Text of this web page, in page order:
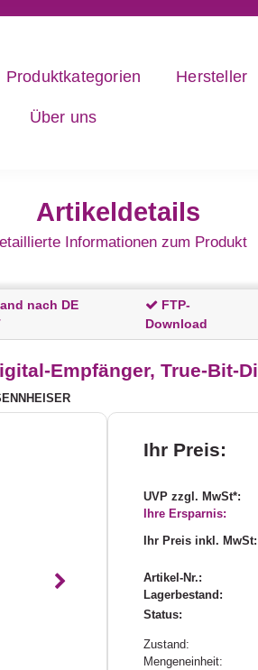
Produktkategorien Hersteller
Über uns
Artikeldetails
Informationen zum Produkt
nach DE
FTP-
Download
Empfänger, True-Bit-
Nächstes
Ihr Preis:
UVP zzgl. MwSt*:
Ihre Ersparnis:
Ihr Preis inkl. MwSt:
Artikel-Nr.:
Lagerbestand:
Status:
Zustand:
Mengeneinheit: